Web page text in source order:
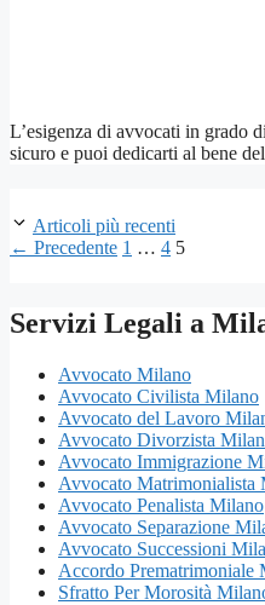
L’esigenza di avvocati in grado
sicuro e puoi dedicarti al bene
Articoli più recenti
← Precedente Pagina
1 … Pagina
4 Pagina
5
Servizi Legali a
Avvocato Milano
Avvocato Civilista Milano
Avvocato del Lavoro
Avvocato Divorzista
Avvocato Immigrazione
Avvocato Matrimonialista
Avvocato Penalista Milano
Avvocato Separazione
Avvocato Successioni
Accordo Prematrimoniale
Sfratto Per Morosità